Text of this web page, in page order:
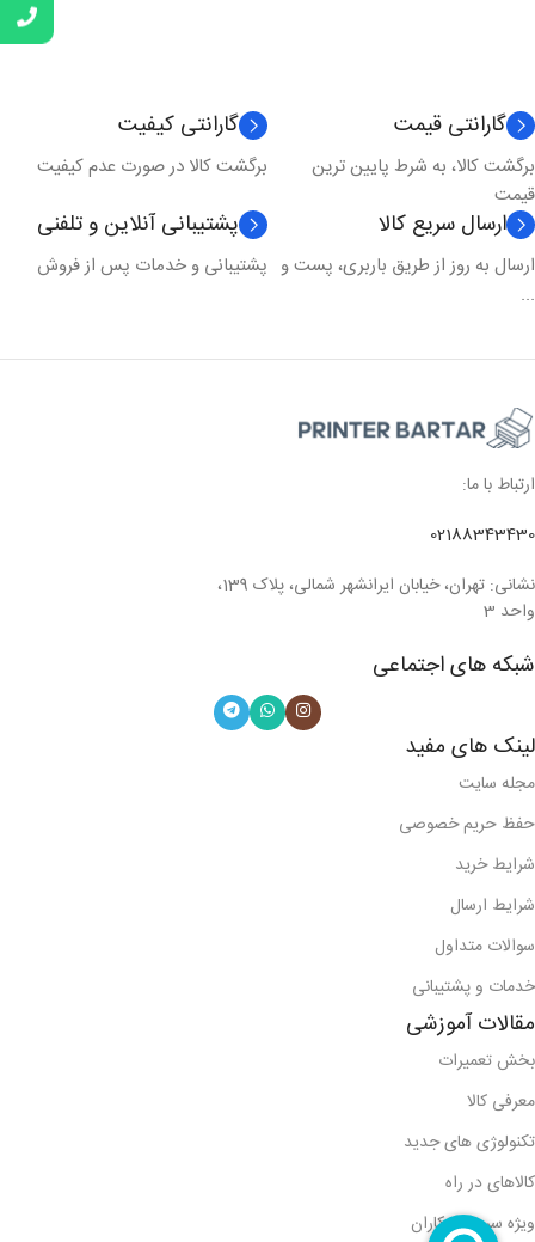
گارانتی قیمت
برگشت کالا، به شرط پایین ترین
قیمت
گارانتی کیفیت
برگشت کالا در صورت عدم کیفیت
ارسال سریع کالا
ارسال به روز از طریق باربری، پست و
...
پشتیبانی آنلاین و تلفنی
پشتیبانی و خدمات پس از فروش
ارتباط با ما:
02188343430
نشانی: تهران، خیابان ایرانشهر شمالی، پلاک 139،
واحد 3
شبکه های اجتماعی
لینک های مفید
مجله سایت
حفظ حریم خصوصی
شرایط خرید
شرایط ارسال
سوالات متداول
خدمات و پشتیبانی
مقالات آموزشی
بخش تعمیرات
معرفی کالا
تکنولوژی های جدید
کالاهای در راه
ویژه سرویس کاران